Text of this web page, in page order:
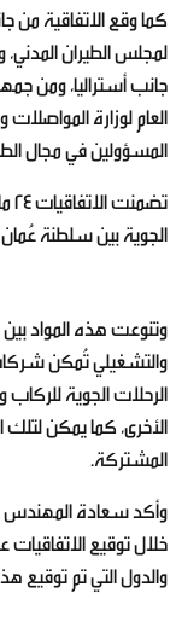
كما وقع الاتفاقية من
لمجلس الطيران
جانب أستراليا، ومن
العام لوزارة
المسؤولين في مجال
الجوية بين سلطنة عُمان
وتنوعت هذه المواد بين
والتشغيلي تُمكن
الرحلات الجوية
الأخرى، كما يمكن لتلك
المشتركة.
وأكد سعادة المهندس
خلال توقيع
والدول التي تم توقيع